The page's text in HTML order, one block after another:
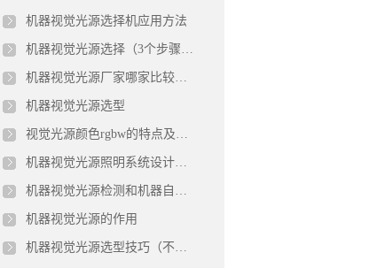
机器视觉光源选择机应用方法
机器视觉光源选择（3个步骤选择视觉光源）
机器视觉光源厂家哪家比较好？
机器视觉光源选型
视觉光源颜色rgbw的特点及应用
机器视觉光源照明系统设计要点
机器视觉光源检测和机器自动化应用
机器视觉光源的作用
机器视觉光源选型技巧（不同情况光源选择方案）